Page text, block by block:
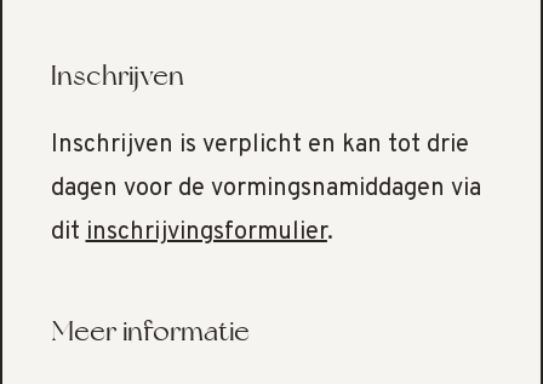
Inschrijven
Inschrijven is verplicht en kan tot drie
dagen voor de vormingsnamiddagen via
ditinschrijvingsformulier.
Meer informatie